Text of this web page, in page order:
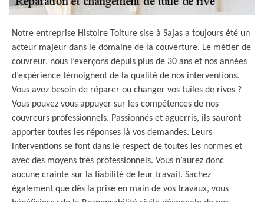
Notre entreprise Histoire Toiture sise à Sajas a toujours été un
acteur majeur dans le domaine de la couverture. Le métier de
couvreur, nous l’exerçons depuis plus de 30 ans et nos années
d’expérience témoignent de la qualité de nos interventions.
Vous avez besoin de réparer ou changer vos tuiles de rives ?
Vous pouvez vous appuyer sur les compétences de nos
couvreurs professionnels. Passionnés et aguerris, ils sauront
apporter toutes les réponses là vos demandes. Leurs
interventions se font dans le respect de toutes les normes et
avec des moyens très professionnels. Vous n’aurez donc
aucune crainte sur la fiabilité de leur travail. Sachez
également que dès la prise en main de vos travaux, vous